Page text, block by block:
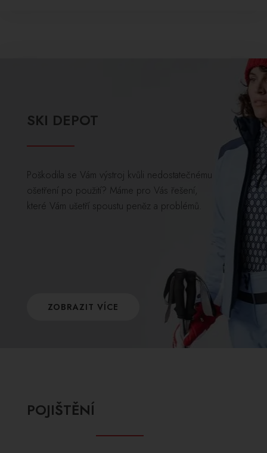
SKI DEPOT
Poškodila se Vám výstroj kvůli nedostatečnému
ošetření po použití? Máme pro Vás řešení,
které Vám ušetří spoustu peněz a problémů.
ZOBRAZIT VÍCE
POJIŠTĚNÍ